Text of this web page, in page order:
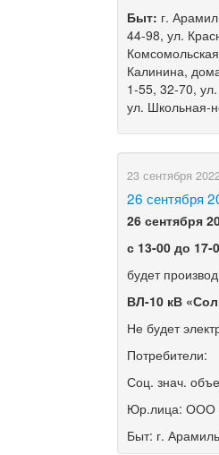
Быт: г.
44-98, ул.
Калинина,
1-55, 32-70,
ул. Школьная-
23 сентября
​26 сентября
26 сентября
с 13-00 до 17-
будет
ВЛ-10 кВ
Не будет
Потребители:
Соц. знач.
Юр.лица: ООО
Быт: г.